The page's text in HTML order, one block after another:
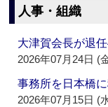
人事・組織
大津賀会長が退
2026年07月24日 (
事務所を日本橋
2026年07月15日 (